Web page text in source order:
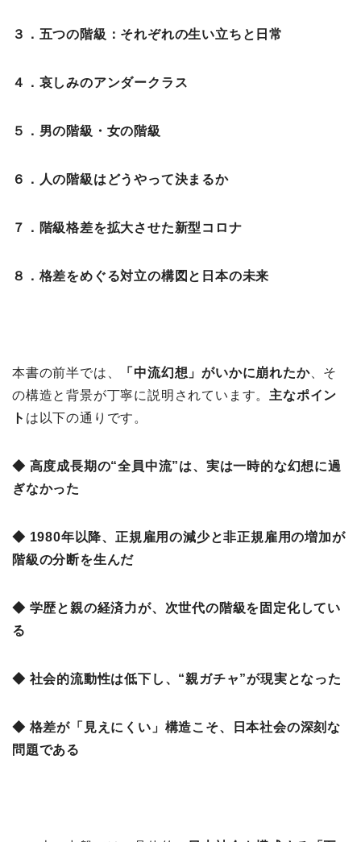
３．五つの階級：それぞれの生い立ちと日常
４．哀しみのアンダークラス
５．男の階級・女の階級
６．人の階級はどうやって決まるか
７．階級格差を拡大させた新型コロナ
８．格差をめぐる対立の構図と日本の未来
本書の前半では、 「中流幻想」がいかに崩れたか、そ
の構造と背景が丁寧に説明されています。 主なポイン
ト は以下の通りです。
◆ 高度成長期の“全員中流”は、実は一時的な幻想に過
ぎなかった
◆ 1980年以降、正規雇用の減少と非正規雇用の増加が
階級の分断を生んだ
◆ 学歴と親の経済力が、次世代の階級を固定化してい
る
◆ 社会的流動性は低下し、“親ガチャ”が現実となった
◆ 格差が「見えにくい」構造こそ、日本社会の深刻な
問題である